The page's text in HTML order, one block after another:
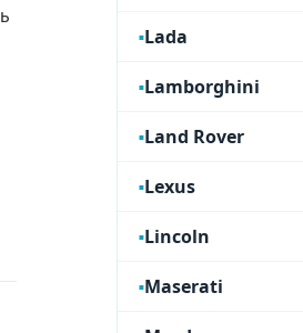
Lada
Lamborghini
Land Rover
Lexus
Lincoln
Maserati